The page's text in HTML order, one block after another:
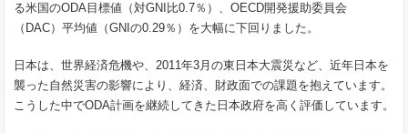
る米国のODA目標値（対GNI比0.7％）、OECD開発援助委員会
（DAC）平均値（GNIの0.29％）を大幅に下回りました。
日本は、世界経済危機や、2011年3月の東日本大震災など、近年日本を
襲った自然災害の影響により、経済、財政面での課題を抱えています。
こうした中でODA計画を継続してきた日本政府を高く評価しています。